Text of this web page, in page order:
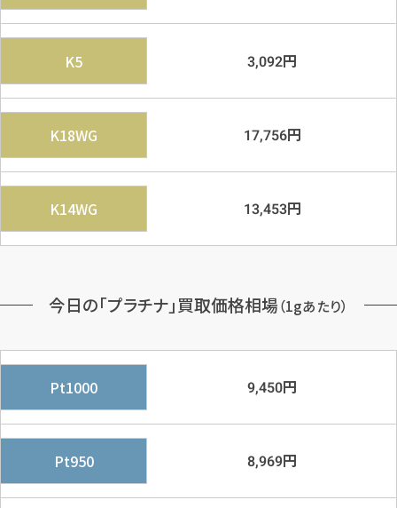
K5 3,092円
K18WG 17,756円
K14WG 13,453円
今日の「プラチナ」買取価格相場（1gあたり）
Pt1000 9,450円
Pt950 8,969円